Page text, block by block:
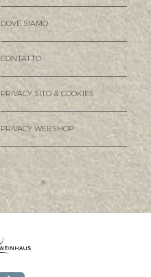
DOVE SIAMO
CONTATTO
PRIVACY SITO & COOKIES
PRIVACY WEBSHOP